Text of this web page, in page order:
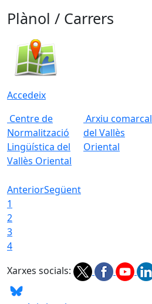
Plànol / Carrers
Accedeix
Centre de
Normalització
Lingüística del
Vallès Oriental
Arxiu comarcal
del Vallès
Oriental
AnteriorSegüent
1
2
3
4
Xarxes socials: